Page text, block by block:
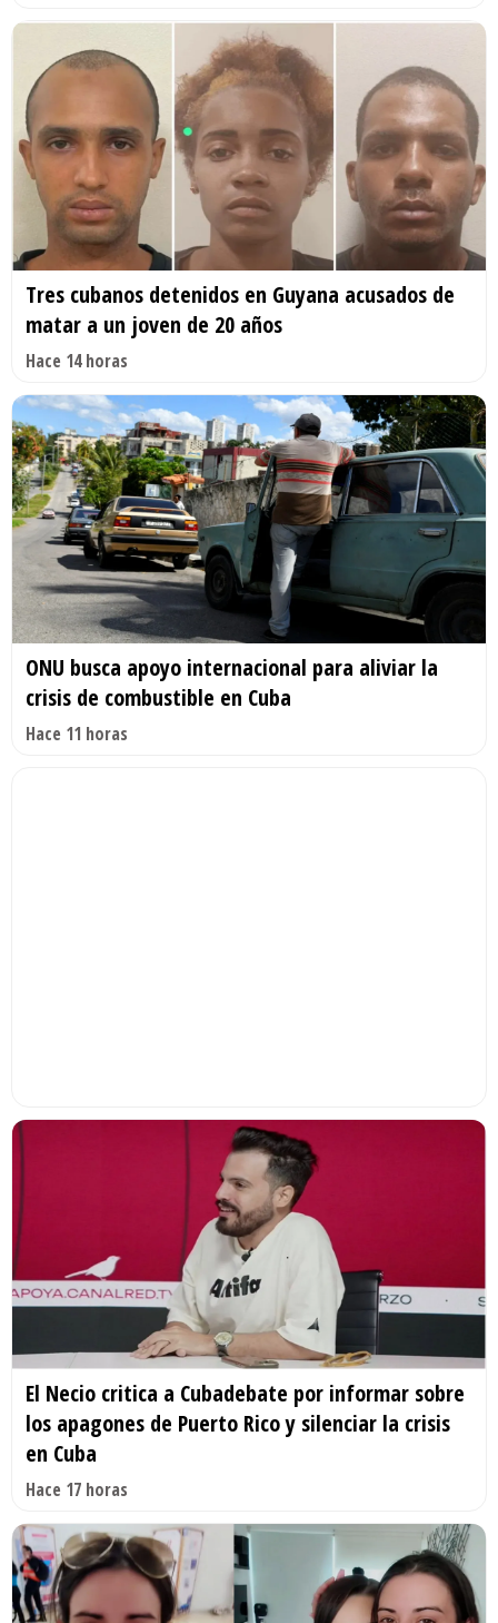
Tres cubanos detenidos en Guyana acusados de
matar a un joven de 20 años
Hace 14 horas
ONU busca apoyo internacional para aliviar la
crisis de combustible en Cuba
Hace 11 horas
El Necio critica a Cubadebate por informar sobre
los apagones de Puerto Rico y silenciar la crisis
en Cuba
Hace 17 horas